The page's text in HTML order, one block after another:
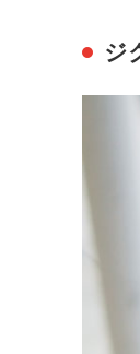
ジ